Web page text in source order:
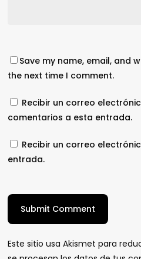
Save my name, email, and
the next time I comment.
Recibir un correo
comentarios a esta entrada.
Recibir un correo
entrada.
Este sitio usa Akismet para